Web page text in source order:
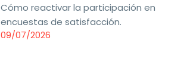
Cómo reactivar la participación en
encuestas de satisfacción.
09/07/2026